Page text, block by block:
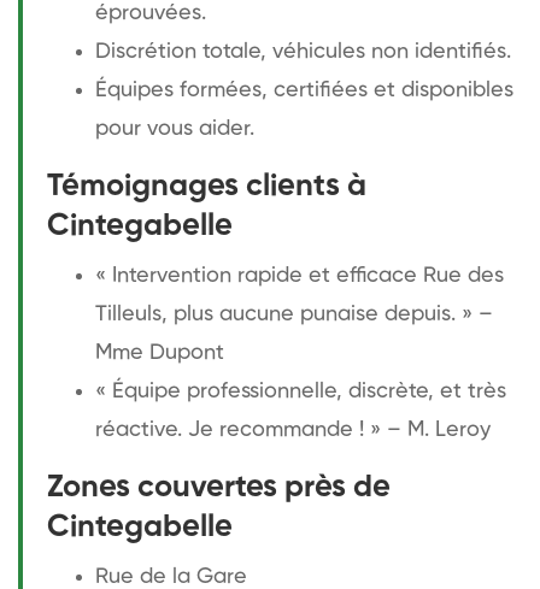
éprouvées.
Discrétion totale, véhicules non identifiés.
Équipes formées, certifiées et disponibles
pour vous aider.
Témoignages clients à
Cintegabelle
« Intervention rapide et efficace Rue des
Tilleuls, plus aucune punaise depuis. » –
Mme Dupont
« Équipe professionnelle, discrète, et très
réactive. Je recommande ! » – M. Leroy
Zones couvertes près de
Cintegabelle
Rue de la Gare